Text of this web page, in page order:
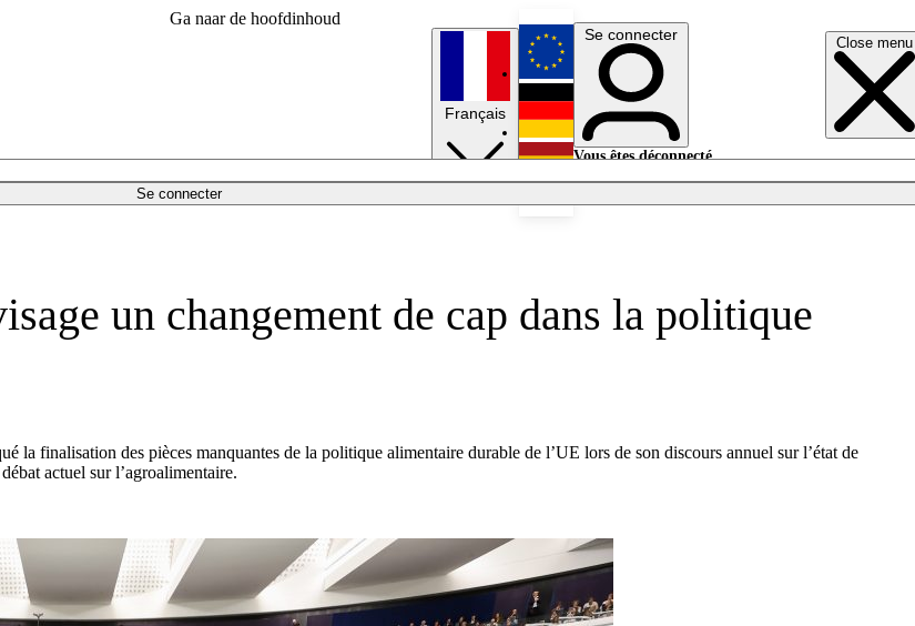
Ga naar de hoofdinhoud
Close menu
Se connecter
Français
English
Deutsch
Se connecter
Vous êtes déconnecté.
un changement de cap dans la politique
la finalisation des pièces manquantes de la politique alimentaire durable de l’UE lors de son discours annuel sur l’état de
actuel sur l’agroalimentaire.